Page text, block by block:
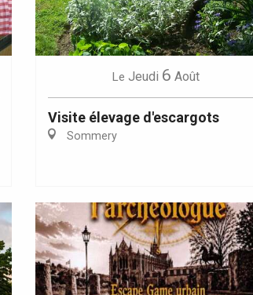
Le Jeudi 6 Août
Visite élevage d'escargots
Sommery